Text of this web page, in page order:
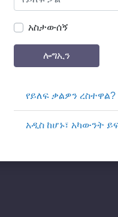
አስታውሰኝ
ሎግኢን
የይለፍ ቃልዎን ረስተዋል?
አዲስ ከሆኑ፣ አካውንት